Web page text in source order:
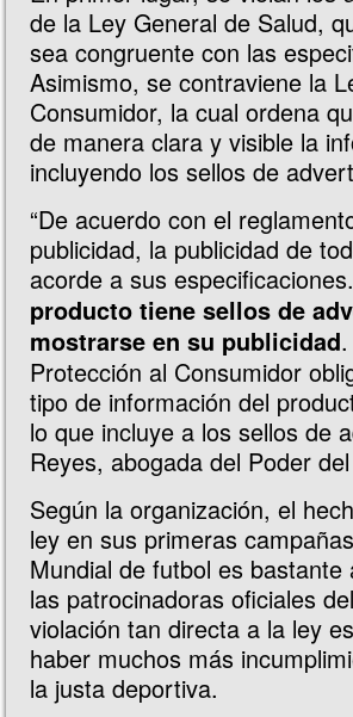
de la Ley General de Salud,
sea congruente con las
Asimismo, se contraviene la
Consumidor, la cual ordena
de manera clara y visible la
incluyendo los sellos de
“De acuerdo con el
publicidad, la publicidad de
acorde a sus
producto tiene sellos de
mostrarse en su publicidad
Protección al Consumidor
tipo de información del
lo que incluye a los sellos de
Reyes, abogada del Poder
Según la organización, el
ley en sus primeras
Mundial de futbol es
las patrocinadoras oficiales
violación tan directa a la ley
haber muchos más
la justa deportiva.